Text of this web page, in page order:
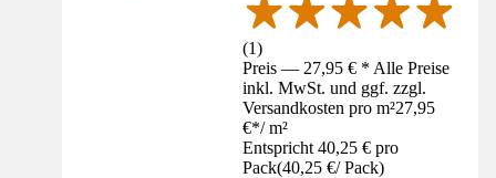
(1)
Preis — 27,95 € * Alle Preise
inkl. MwSt. und ggf. zzgl.
Versandkosten pro m²27,95
€*/ m²
Entspricht 40,25 € pro
Pack(40,25 €/ Pack)